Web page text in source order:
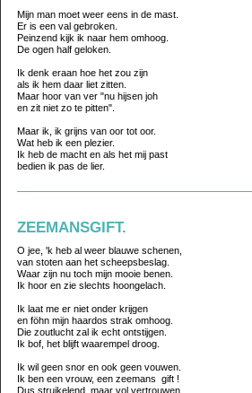
Mijn man moet weer eens in de mast.
Er is een val gebroken.
Peinzend kijk ik naar hem omhoog.
De ogen half geloken.
Ik denk eraan hoe het zou zijn
als ik hem daar liet zitten.
Maar hoor van ver "nu hijsen joh
en zit niet zo te pitten".
Maar ik, ik grijns van oor tot oor.
Wat heb ik een plezier.
Ik heb de macht en als het mij past
bedien ik pas de lier.
ZEEMANSGIFT.
O jee, 'k heb al weer blauwe schenen,
van stoten aan het scheepsbeslag.
Waar zijn nu toch mijn mooie benen.
Ik hoor en zie slechts hoongelach.
Ik laat me er niet onder krijgen
en föhn mijn haardos strak omhoog.
Die zoutlucht zal ik echt ontstijgen.
Ik bof, het blijft waarempel droog.
Ik wil geen snor en ook geen vouwen.
Ik ben een vrouw, een zeemans gift !
Dus struikelend, maar vol vertrouwen